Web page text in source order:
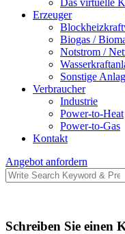
Das virtuelle
Erzeuger
Biogas /
Notstrom /
Sonstige
Verbraucher
Industrie
Power-to-Heat
Power-to-Gas
Kontakt
Angebot anfordern
Search
for:
Schreiben Sie einen